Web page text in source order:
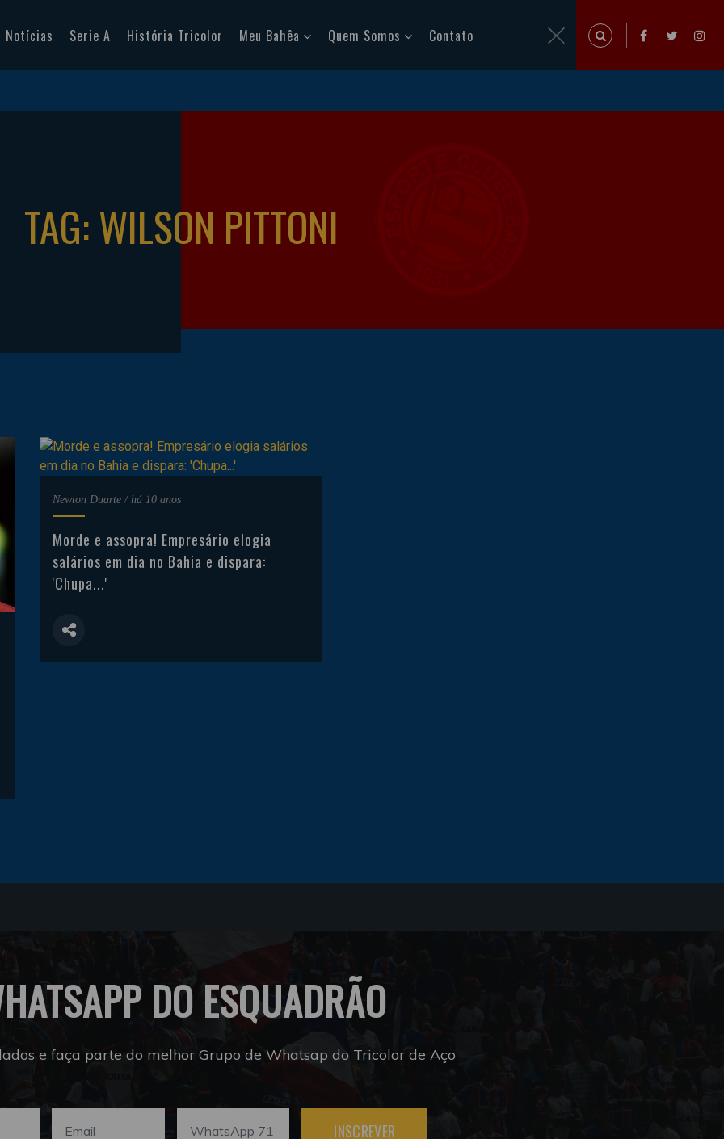
Notícias Serie A História Tricolor Meu Bahêa Quem Somos Contato
TAG: WILSON PITTONI
Newton Duarte / há 10 anos
Morde e assopra! Empresário elogia
salários em dia no Bahia e dispara:
'Chupa...'
DO ESQUADRÃO
e faça parte do melhor Grupo de Whatsap do Tricolor de Aço
INSCREVER